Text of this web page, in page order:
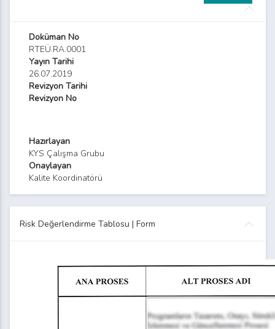
Doküman No
RTEÜ.RA.0001
Yayın Tarihi
26.07.2019
Revizyon Tarihi
Revizyon No
Hazırlayan
KYS Çalışma Grubu
Onaylayan
Kalite Koordinatörü
Risk Değerlendirme Tablosu | Form